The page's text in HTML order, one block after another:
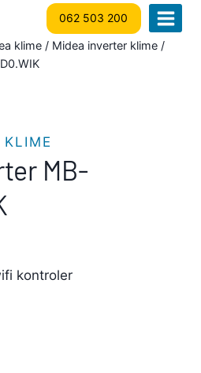
062 503 200
klime / Midea inverter klime /
MB-
kontroler